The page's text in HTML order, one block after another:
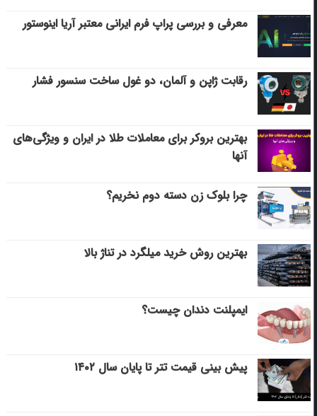
معرفی و بررسی پراپ فرم ایرانی معتبر آریا اینوستور
رقابت ژاپن و آلمان، دو غول ساخت سنسور فشار
بهترین بروکر برای معاملات طلا در ایران و ویژگی‌های
آنها
چرا بلوک زن دسته دوم نخریم؟
بهترین روش خرید میلگرد در تناژ بالا
ایمپلنت دندان چیست؟
پیش بینی قیمت تتر تا پایان سال ۱۴۰۲